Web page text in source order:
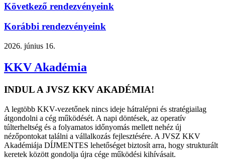
Következő rendezvényeink
Korábbi rendezvényeink
2026. június 16.
KKV Akadémia
INDUL A JVSZ KKV AKADÉMIA!
A legtöbb KKV-vezetőnek nincs ideje hátralépni és stratégiailag
átgondolni a cég működését. A napi döntések, az operatív
túlterheltség és a folyamatos időnyomás mellett nehéz új
nézőpontokat találni a vállalkozás fejlesztésére. A JVSZ KKV
Akadémiája DÍJMENTES lehetőséget biztosít arra, hogy strukturált
keretek között gondolja újra cége működési kihívásait.